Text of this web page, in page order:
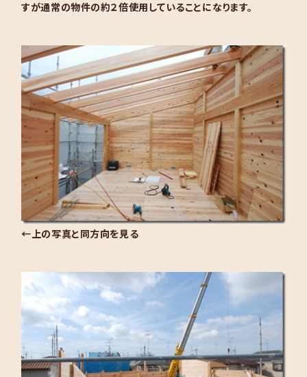
すが通常の物件の約２倍使用していることになります。
←上の写真と同方向を見る